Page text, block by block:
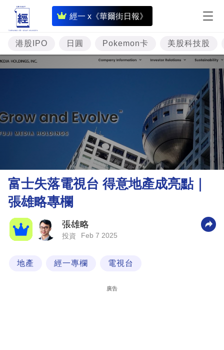
經一 x《華爾街日報》
即
時
財
經
資
樓
理
財
商
業
科
港股IPO 日圓 Pokemon卡 美股科技股
富士失落電視台 得意地產成亮點｜
張雄略專欄
張雄略
投資 Feb 7 2025
地產 經一專欄 電視台
廣告